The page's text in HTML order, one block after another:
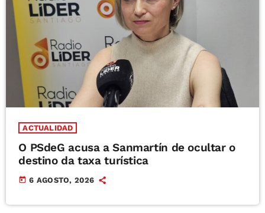
ACTUALIDAD
O PSdeG acusa a Sanmartín de ocultar o
destino da taxa turística
today 6 AGOSTO, 2026